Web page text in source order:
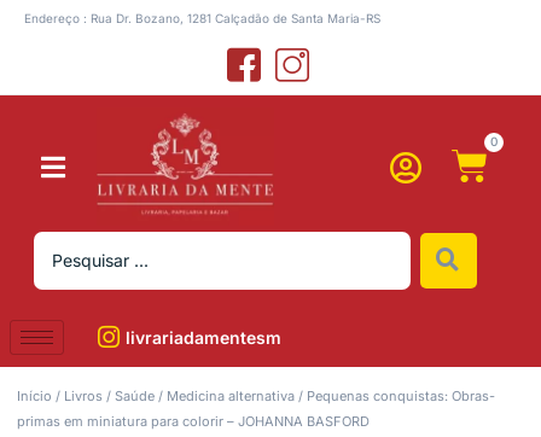
Endereço : Rua Dr. Bozano, 1281 Calçadão de Santa Maria-RS
0
livrariadamentesm
Início / Livros / Saúde / Medicina alternativa / Pequenas conquistas: Obras-
primas em miniatura para colorir – JOHANNA BASFORD